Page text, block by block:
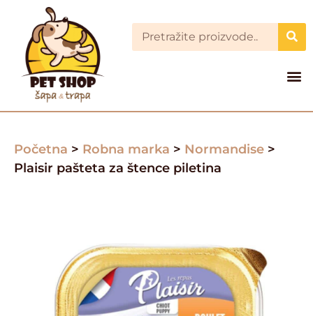
Početna > Robna marka > Normandise >
Plaisir pašteta za štence piletina